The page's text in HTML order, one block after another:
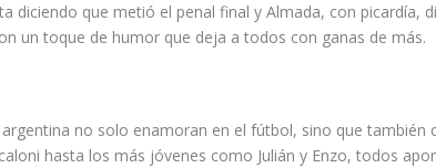
diciendo que metió el penal final y Almada, con picardía,
un toque de humor que deja a todos con ganas de más.
no solo enamoran en el fútbol, sino que también
hasta los más jóvenes como Julián y Enzo, todos